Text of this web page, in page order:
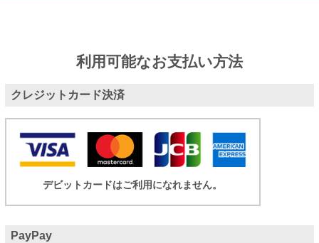
利用可能なお支払い方法
クレジットカード決済
デビットカードはご利用になれません。
PayPay